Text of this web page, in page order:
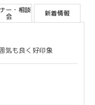
ー・相談
会 新着情報
気も良く好印象